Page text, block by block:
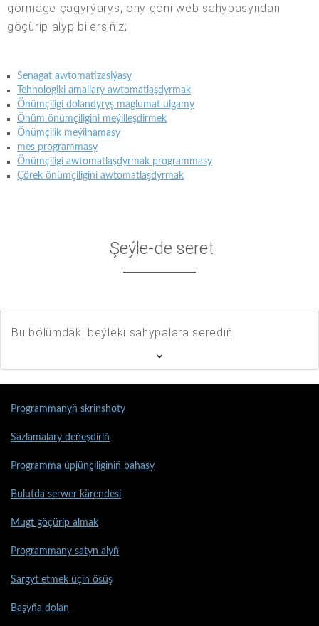
görmäge çagyrýarys, ony göni web sahypasyndan
göçürip alyp bilersiňiz;
Senagat awtomatizasiýasy
Tehnologiki amallary awtomatlaşdyrmak
Önümçiligi dolandyryş maglumat ulgamy
Önüm önümçiligini meýilleşdirmek
Önümçilik meýilnamasy
mes programmasy
Önümçiligi awtomatlaşdyrmak programmasy
Çörek önümçiligini awtomatlaşdyrmak
Şeýle-de seret
Bu bölümdäki beýleki sahypalara serediň
Programmanyň skrinshoty
Sazlamalary deňeşdiriň
Programma üpjünçiliginiň bahasy
Bulutda serwer kärendesi
Mugt göçürip almak
Programmany satyn alyň
Sargyt etmek üçin ösüş
Başyňa dolan